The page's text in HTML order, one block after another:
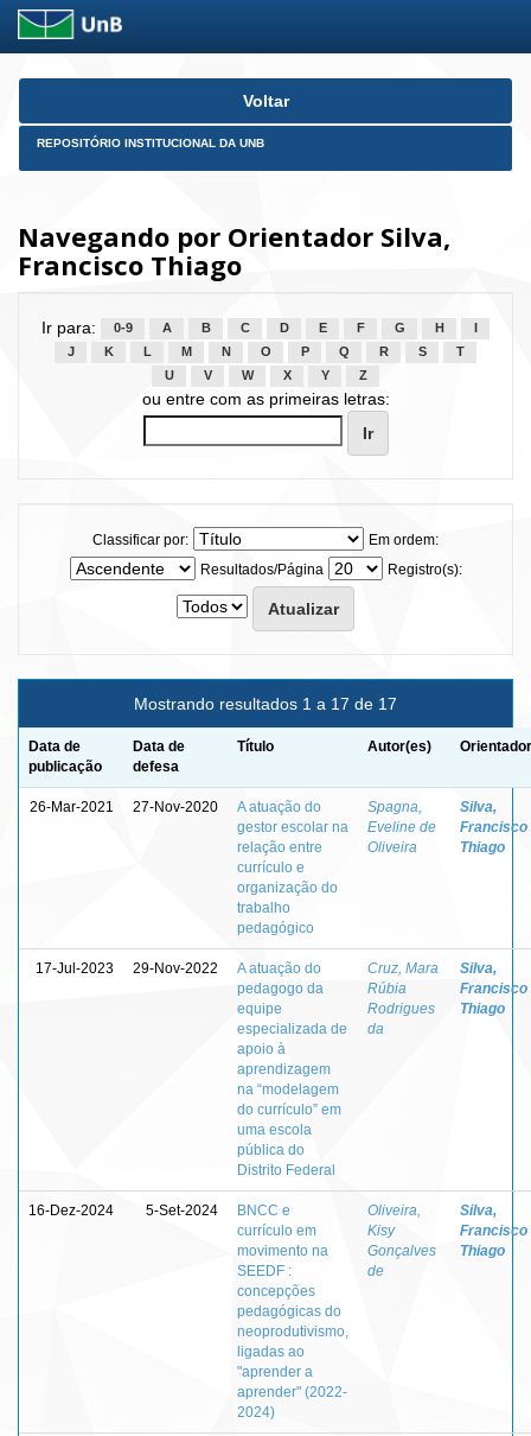
Skip
Voltar
REPOSITÓRIO INSTITUCIONAL DA UNB
Navegando por Orientador Silva,
Francisco Thiago
Ir para: 0-9 A B C D E F G H
J
K L M N O P Q R S
T
U
V W X Y Z
ou entre com as primeiras letras:
Classificar por:
Em ordem:
Resultados/Página
Registro(s):
Mostrando resultados 1 a 17 de 17
Data de
publicação
Data de
defesa
Título Autor(es)
26-Mar-2021 27-Nov-2020
A atuação do
gestor escolar na
relação entre
currículo e
organização do
trabalho
pedagógico
Spagna,
Eveline de
Oliveira
Silva,
Francisco
Thiago
17-Jul-2023 29-Nov-2022
A atuação do
pedagogo da
equipe
especializada de
apoio à
aprendizagem
na “modelagem
do currículo” em
uma escola
pública do
Distrito Federal
Cruz, Mara
Rúbia
Rodrigues
da
Silva,
Francisco
Thiago
16-Dez-2024 5-Set-2024
BNCC e
currículo em
movimento na
SEEDF :
concepções
pedagógicas do
neoprodutivismo,
ligadas ao
"aprender a
aprender" (2022-
2024)
Oliveira,
Kisy
Gonçalves
de
Silva,
Francisco
Thiago